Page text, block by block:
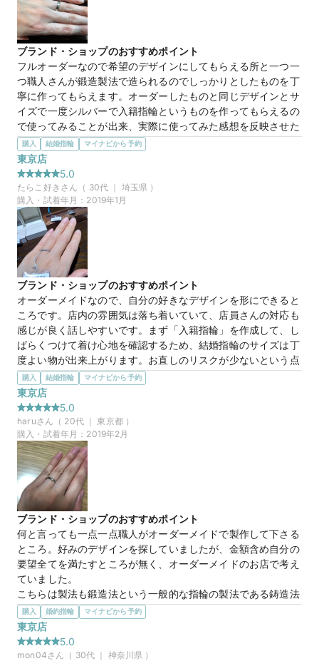
マイナビ限定 来店特典
この店舗のおすすめ特典情報
TANZOとマイナビウエディングから最大61,000円分の特典をプレ
ゼント！
ブランド・ショップのおすすめポイント
フルオーダーなので希望のデザインにしてもらえる所と一つ一
つ職人さんが鍛造製法で造られるのでしっかりとしたものを丁
寧に作ってもらえます。オーダーしたものと同じデザインとサ
イズで一度シルバーで入籍指輪というものを作ってもらえるの
で使ってみることが出来、実際に使ってみた感想を反映させた
指輪をつくってもらる所がおすすめです。
選んだ商品を気に入った理由
鍛造製法で金属の部分がしっかりとして壊れそうにない安心感
がある所と指輪の内側の薬指に当たる部分の上下の角が丸くつ
くられていて違和感なくつけられそうな事とシンプルなデザイ
ンで年を重ねてもずっとつけられそうな所が気にいった理由で
す。
価格帯 20万円
購入 結婚指輪 マイナビから予約
東京店
5.0
たらこ好き さん（ 30代 ｜ 埼玉県 ）
購入・試着年月： 2019年1月
ブランド・ショップのおすすめポイント
オーダーメイドなので、自分の好きなデザインを形にできると
ころです。店内の雰囲気は落ち着いていて、店員さんの対応も
感じが良く話しやすいです。まず「入籍指輪」を作成して、し
ばらくつけて着け心地を確認するため、結婚指輪のサイズは丁
度よい物が出来上がります。お直しのリスクが少ないという点
が安心できました。
選んだ商品を気に入った理由
鍛造製法なので変形しにくく、傷つきにくいということに惹か
れました。これから何十年と使っていく中で、やっぱりこだ
わっていきたい点でした。デザインはもちろん、指輪の幅も自
由に選べるので、手の大きさに合ってしっくりきました。
マイナビ限定
この店舗のおすすめ特典情報
TANZOとマイナビウエディングから最大61,000円分の特典をプレ
ゼント！
購入 結婚指輪 マイナビから予約
東京店
5.0
haruさん（ 20代 ｜ 東京都）
購入・試着年月： 2019年2月
ブランド・ショップのおすすめポイント
何と言っても一点一点職人がオーダーメイドで製作して下さる
ところ。好みのデザインを探していましたが、金額含め自分の
要望全てを満たすところが無く、オーダーメイドのお店で考え
ていました。
こちらは製法も鍛造法という一般的な指輪の製法である鋳造法
と違い強度が高いところもいいと思いました。
こちらの意向をしっかり汲んで作り上げてもらえるのでこだわ
りが強い方にはオススメだと思います。
選んだ商品を気に入った理由
購入 婚約指輪 マイナビから予約
東京店
5.0
mon04さん（ 30代 ｜ 神奈川県 ）